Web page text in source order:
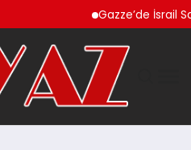
Gazze’de İsrail